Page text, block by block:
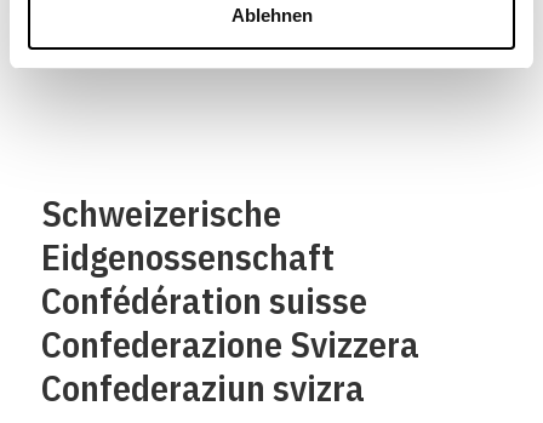
Ablehnen
Schweizerische
Eidgenossenschaft
Confédération suisse
Confederazione Svizzera
Confederaziun svizra